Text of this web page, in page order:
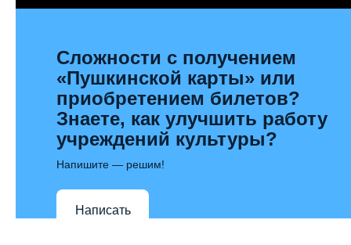
Сложности с получением
«Пушкинской карты» или
приобретением билетов?
Знаете, как улучшить работу
учреждений культуры?
Напишите — решим!
Написать